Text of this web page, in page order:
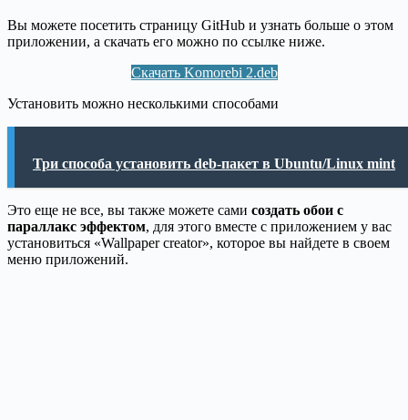
Вы можете посетить страницу GitHub и узнать больше о этом
приложении, а скачать его можно по ссылке ниже.
Скачать Komorebi 2.deb
Установить можно несколькими способами
Три способа установить deb-пакет в Ubuntu/Linux mint
Это еще не все, вы также можете сами создать обои с
параллакс эффектом, для этого вместе с приложением у вас
установиться «Wallpaper creator», которое вы найдете в своем
меню приложений.